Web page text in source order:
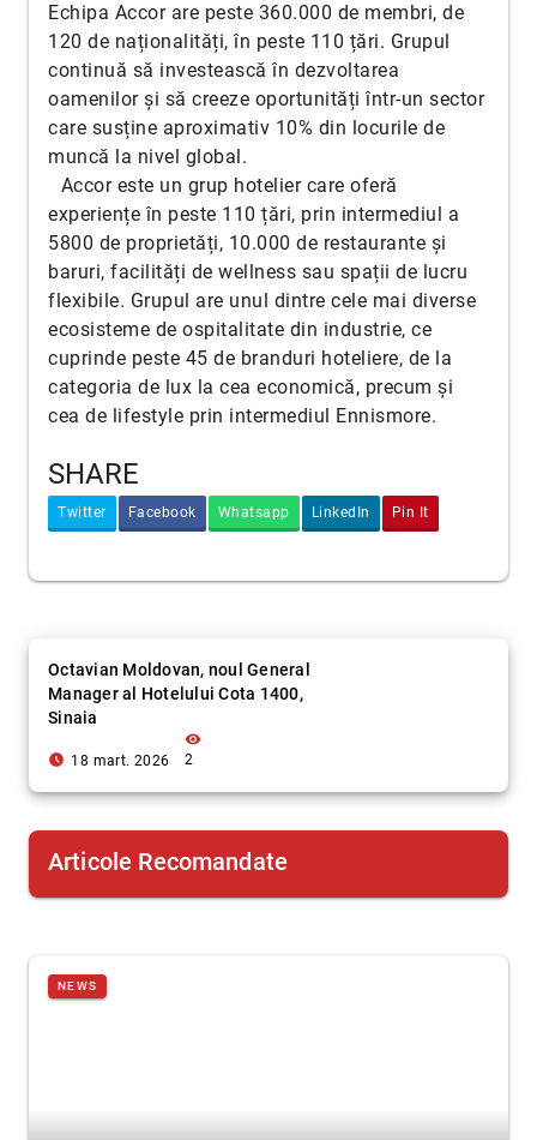
Echipa Accor are peste 360.000 de membri, de
120 de naționalități, în peste 110 țări. Grupul
continuă să investească în dezvoltarea
oamenilor și să creeze oportunități într-un sector
care susține aproximativ 10% din locurile de
muncă la nivel global.
Accor este un grup hotelier care oferă
experiențe în peste 110 țări, prin intermediul a
5800 de proprietăți, 10.000 de restaurante și
baruri, facilități de wellness sau spații de lucru
flexibile. Grupul are unul dintre cele mai diverse
ecosisteme de ospitalitate din industrie, ce
cuprinde peste 45 de branduri hoteliere, de la
categoria de lux la cea economică, precum și
cea de lifestyle prin intermediul Ennismore.
SHARE
Twitter Facebook Whatsapp LinkedIn Pin It
Octavian Moldovan, noul General
Manager al Hotelului Cota 1400,
Sinaia
access_time_filled 18 mart. 2026
visibility
2
Articole Recomandate
NEWS